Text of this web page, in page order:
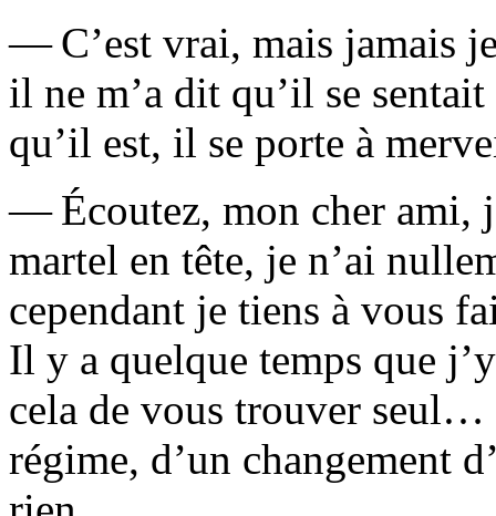
— C’est vrai, mais jamais
il ne m’a dit qu’il se
qu’il est, il se porte à
— Écoutez, mon cher ami,
martel en tête, je n’ai
cependant je tiens à vous
Il y a quelque temps que
cela de vous trouver seul…
régime, d’un changement